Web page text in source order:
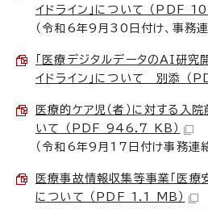
イドライン」について （PDF
（令和6年9月30日付け、事務連
「医療デジタルデータのAI研究
イドライン」について 別添 （
医療的ケア児（者）に対する入
いて （PDF 946.7 KB）
（令和6年9月17日付け事務連絡
医療事故情報収集等事業「医
について （PDF 1.1 MB）